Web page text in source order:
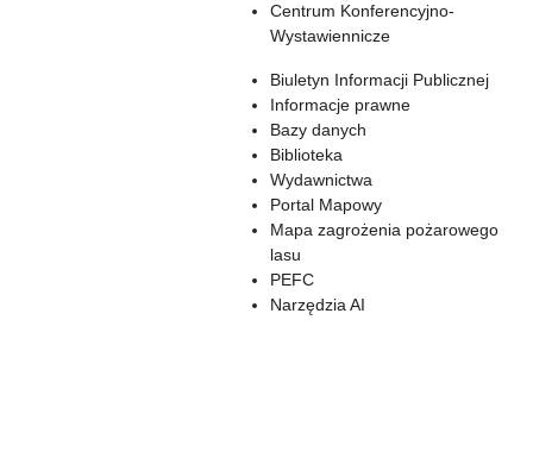
Centrum Konferencyjno-
Wystawiennicze
Biuletyn Informacji Publicznej
Informacje prawne
Bazy danych
Biblioteka
Wydawnictwa
Portal Mapowy
Mapa zagrożenia pożarowego
lasu
PEFC
Narzędzia AI